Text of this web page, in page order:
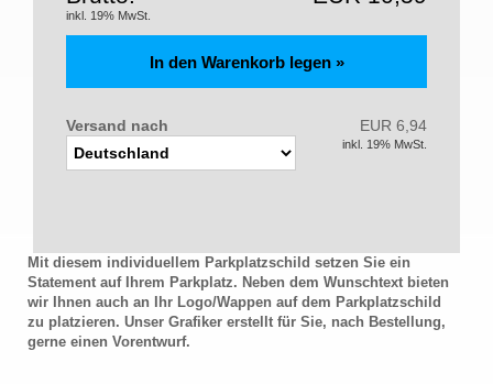
inkl. 19% MwSt.
Versand nach EUR 6,94
inkl. 19% MwSt.
Mit diesem individuellem Parkplatzschild setzen Sie ein
Statement auf Ihrem Parkplatz. Neben dem Wunschtext bieten
wir Ihnen auch an Ihr Logo/Wappen auf dem Parkplatzschild
zu platzieren. Unser Grafiker erstellt für Sie, nach Bestellung,
gerne einen Vorentwurf.